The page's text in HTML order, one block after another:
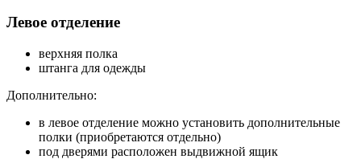
Левое отделение
верхняя полка
штанга для одежды
Дополнительно:
в левое отделение можно установить дополнительные
полки (приобретаются отдельно)
под дверями расположен выдвижной ящик